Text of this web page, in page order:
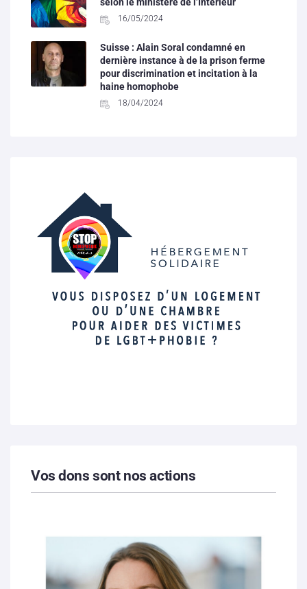
selon le ministère de l’Intérieur
16/05/2024
Suisse : Alain Soral condamné en
dernière instance à de la prison ferme
pour discrimination et incitation à la
haine homophobe
18/04/2024
Vos dons sont nos actions